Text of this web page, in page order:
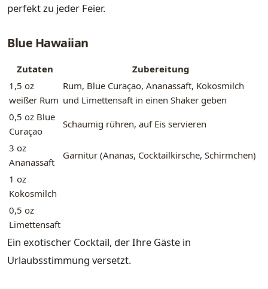
perfekt zu jeder Feier.
Blue Hawaiian
Zutaten
Zubereitung
1,5 oz
weißer Rum
Rum, Blue Curaçao, Ananassaft, Kokosmilch
und Limettensaft in einen Shaker geben
0,5 oz Blue
Curaçao
Schaumig rühren, auf Eis servieren
3 oz
Ananassaft
Garnitur (Ananas, Cocktailkirsche, Schirmchen)
1 oz
Kokosmilch
0,5 oz
Limettensaft
Ein exotischer Cocktail, der Ihre Gäste in
Urlaubsstimmung versetzt.